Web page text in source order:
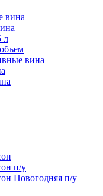
вина
л
вина
п/у
Новогодняя п/у